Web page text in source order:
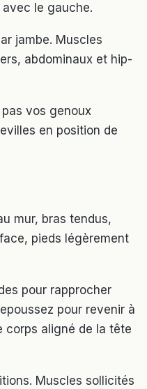
le gauche.
jambe. Muscles
abdominaux et hip-
vos genoux
en position de
mur, bras tendus,
pieds légèrement
pour rapprocher
pour revenir à
corps aligné de la tête
Muscles sollicités